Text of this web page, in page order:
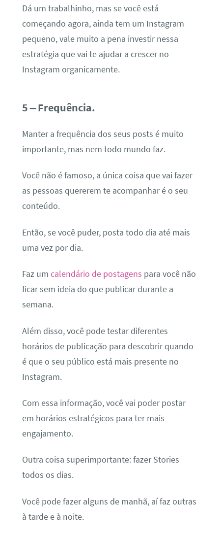
Dá um trabalhinho, mas se você está
começando agora, ainda tem um Instagram
pequeno, vale muito a pena investir nessa
estratégia que vai te ajudar a crescer no
Instagram organicamente.
5 – Frequência.
Manter a frequência dos seus posts é muito
importante, mas nem todo mundo faz.
Você não é famoso, a única coisa que vai fazer
as pessoas quererem te acompanhar é o seu
conteúdo.
Então, se você puder, posta todo dia até mais
uma vez por dia.
Faz um calendário de postagens para você não
ficar sem ideia do que publicar durante a
semana.
Além disso, você pode testar diferentes
horários de publicação para descobrir quando
é que o seu público está mais presente no
Instagram.
Com essa informação, você vai poder postar
em horários estratégicos para ter mais
engajamento.
Outra coisa superimportante: fazer Stories
todos os dias.
Você pode fazer alguns de manhã, aí faz outras
à tarde e à noite.